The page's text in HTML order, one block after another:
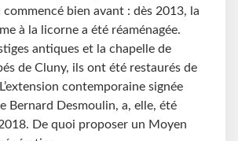
bien avant : dès 2013, la
à la licorne a été réaménagée.
antiques et la chapelle de
de Cluny, ils ont été restaurés de
contemporaine signée
Bernard Desmoulin, a, elle, été
De quoi proposer un Moyen